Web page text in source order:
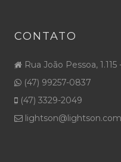
CONTATO
Rua João Pessoa,
(47) 99257-0837
(47) 3329-2049